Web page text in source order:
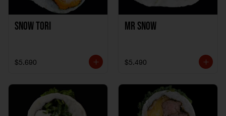
Snow Tori
$5.690
Mr Snow
$5.490